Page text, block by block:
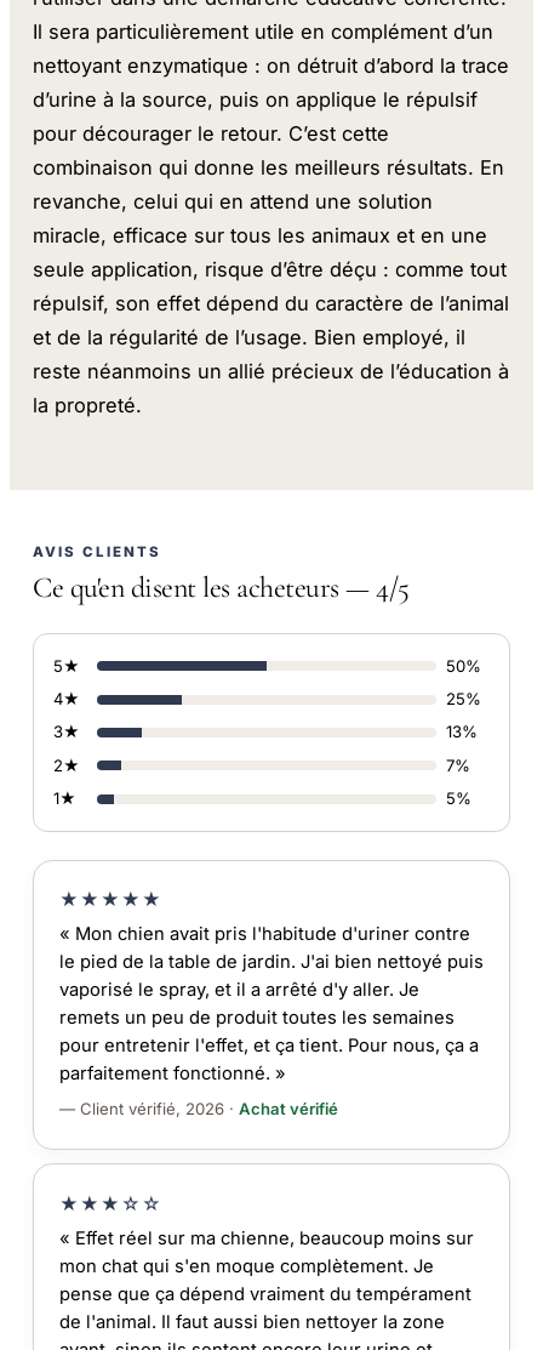
Il sera particulièrement utile en complément d’un
nettoyant enzymatique : on détruit d’abord la trace
d’urine à la source, puis on applique le répulsif
pour décourager le retour. C’est cette
combinaison qui donne les meilleurs résultats. En
revanche, celui qui en attend une solution
miracle, efficace sur tous les animaux et en une
seule application, risque d’être déçu : comme tout
répulsif, son effet dépend du caractère de l’animal
et de la régularité de l’usage. Bien employé, il
reste néanmoins un allié précieux de l’éducation à
la propreté.
AVIS CLIENTS
Ce qu'en disent les acheteurs — 4/5
5★
50%
4★
25%
3★
13%
2★
7%
1★
5%
★★★★★
« Mon chien avait pris l'habitude d'uriner contre
le pied de la table de jardin. J'ai bien nettoyé puis
vaporisé le spray, et il a arrêté d'y aller. Je
remets un peu de produit toutes les semaines
pour entretenir l'effet, et ça tient. Pour nous, ça a
parfaitement fonctionné. »
— Client vérifié, 2026 · Achat vérifié
★★★☆☆
« Effet réel sur ma chienne, beaucoup moins sur
mon chat qui s'en moque complètement. Je
pense que ça dépend vraiment du tempérament
de l'animal. Il faut aussi bien nettoyer la zone